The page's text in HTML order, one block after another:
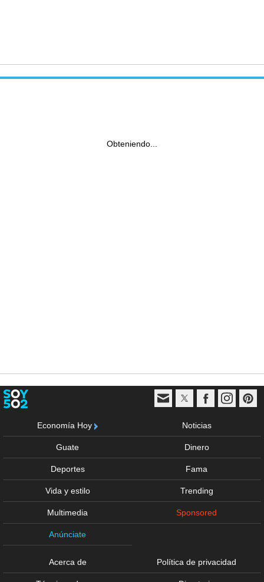
Obteniendo...
Economía Hoy Noticias
Guate Dinero
Deportes Fama
Vida y estilo Trending
Multimedia Sponsored
Anúnciate
Acerca de Política de privacidad